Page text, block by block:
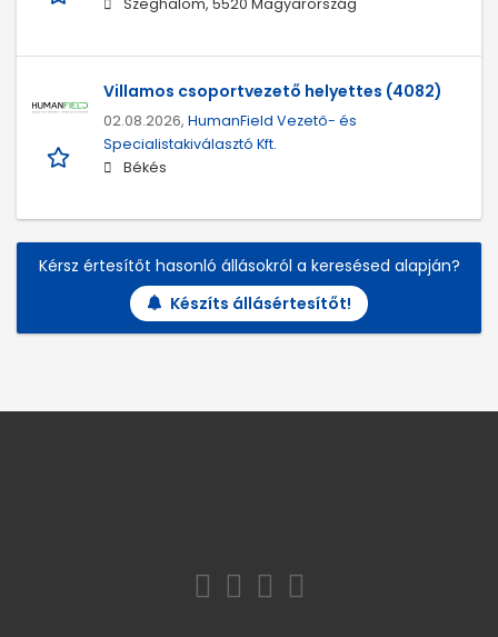
Szeghalom, 5520 Magyarország
Villamos csoportvezető helyettes (4082)
02.08.2026, HumanField Vezető- és
Specialistakiválasztó Kft.
Békés
Kérsz értesítőt hasonló állásokról a keresésed alapján?
Készíts állásértesítőt!